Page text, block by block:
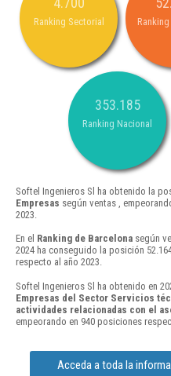
Ranking Sectorial
353.185
Ranking Nacional
Softel Ingenieros Sl ha obtenido la
Empresas según ventas ,
2023.
En el Ranking de Barcelona según
2024 ha conseguido la posición
respecto al año 2023.
Softel Ingenieros Sl ha obtenido en
Empresas del Sector Servicios
actividades relacionadas con el
empeorando en 940 posiciones
Acceda a toda la